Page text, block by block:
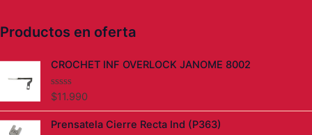
Productos en oferta
CROCHET INF OVERLOCK JANOME 8002
V
o
$11.990
Prensatela Cierre Recta Ind (P363)